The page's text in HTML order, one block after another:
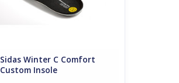
Sidas Winter C Comfort
Custom Insole